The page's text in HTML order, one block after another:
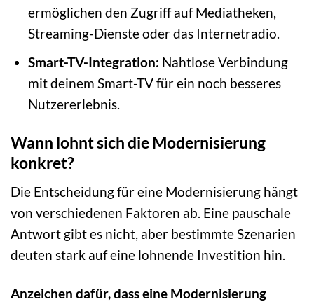
ermöglichen den Zugriff auf Mediatheken,
Streaming-Dienste oder das Internetradio.
Smart-TV-Integration: Nahtlose Verbindung
mit deinem Smart-TV für ein noch besseres
Nutzererlebnis.
Wann lohnt sich die Modernisierung
konkret?
Die Entscheidung für eine Modernisierung hängt
von verschiedenen Faktoren ab. Eine pauschale
Antwort gibt es nicht, aber bestimmte Szenarien
deuten stark auf eine lohnende Investition hin.
Anzeichen dafür, dass eine Modernisierung